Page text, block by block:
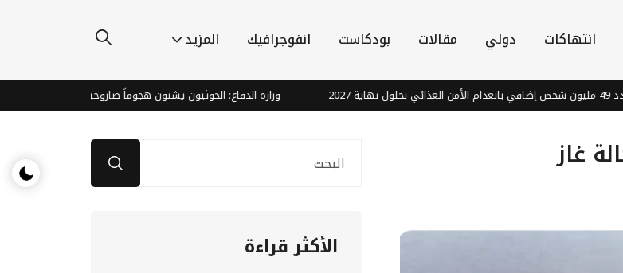
انتهاكات دولي مقالات بودكاست انفوجرافيك المزيد
وزارة الدفاع: الحوثيون يشنون هجوماً صاروخياً ومسيّرات على
الأكثر قراءة